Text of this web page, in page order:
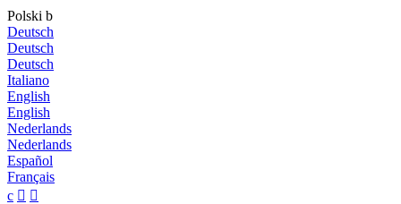
Polski b
Deutsch
Deutsch
Deutsch
Italiano
English
English
Nederlands
Nederlands
Español
Français
c  